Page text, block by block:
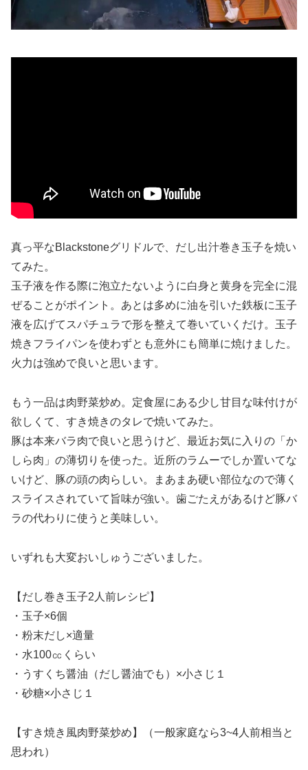
真っ平なBlackstoneグリドルで、だし出汁巻き玉子を焼い
てみた。
玉子液を作る際に泡立たないように白身と黄身を完全に混
ぜることがポイント。あとは多めに油を引いた鉄板に玉子
液を広げてスパチュラで形を整えて巻いていくだけ。玉子
焼きフライパンを使わずとも意外にも簡単に焼けました。
火力は強めで良いと思います。
もう一品は肉野菜炒め。定食屋にある少し甘目な味付けが
欲しくて、すき焼きのタレで焼いてみた。
豚は本来バラ肉で良いと思うけど、最近お気に入りの「か
しら肉」の薄切りを使った。近所のラムーでしか置いてな
いけど、豚の頭の肉らしい。まあまあ硬い部位なので薄く
スライスされていて旨味が強い。歯ごたえがあるけど豚バ
ラの代わりに使うと美味しい。
いずれも大変おいしゅうございました。
【だし巻き玉子2人前レシピ】
・玉子×6個
・粉末だし×適量
・水100㏄くらい
・うすくち醤油（だし醤油でも）×小さじ１
・砂糖×小さじ１
【すき焼き風肉野菜炒め】（一般家庭なら3~4人前相当と
思われ）